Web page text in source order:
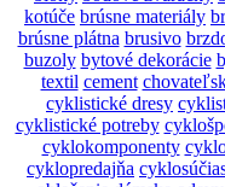
kotúče brúsne materiály
brúsne plátna brusivo
buzoly bytové dekorácie
textil cement
cyklistické dresy
cyklistické potreby
cyklokomponenty
cyklopredajňa